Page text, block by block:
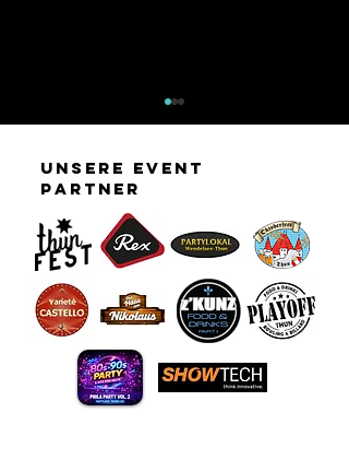
IMPRESSIONEN
AM SCHLUSS
2026
unsere event
partner